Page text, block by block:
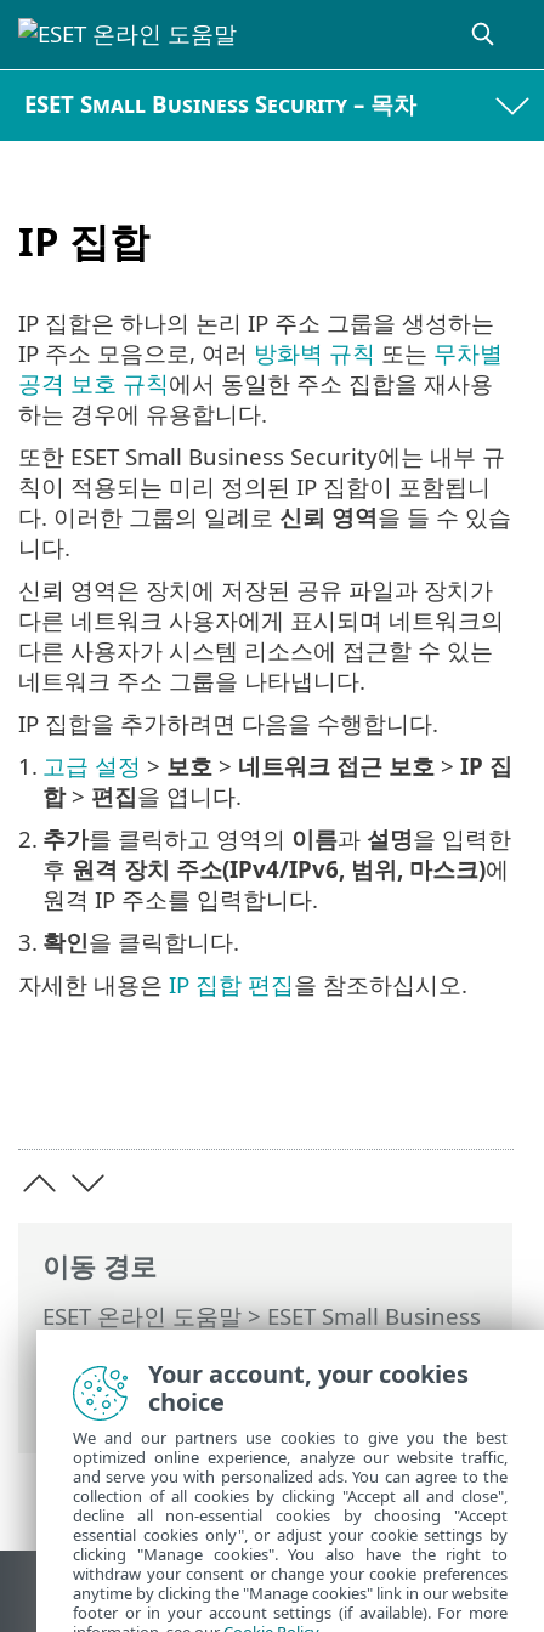
ESET Small Business Security – 목차
IP 집합
이동 경로
ESET 온라인 도움말>ESET Small Business
운용>고급 설정>보호>네트워크 접근 보
> IP 집합
IP 집합은 하나의 논리 IP 주소 그룹을 생성하는
IP 주소 모음으로, 여러 방화벽 규칙 또는 무차별
공격 보호 규칙에서 동일한 주소 집합을 재사용
하는 경우에 유용합니다.
또한 ESET Small Business Security에는 내부 규
칙이 적용되는 미리 정의된 IP 집합이 포함됩니
다. 이러한 그룹의 일례로 신뢰 영역을 들 수 있습
니다.
신뢰 영역은 장치에 저장된 공유 파일과 장치가
다른 네트워크 사용자에게 표시되며 네트워크의
다른 사용자가 시스템 리소스에 접근할 수 있는
네트워크 주소 그룹을 나타냅니다.
IP 집합을 추가하려면 다음을 수행합니다.
1. 고급 설정 > 보호 > 네트워크 접근 보호 > IP 집
합> 편집을 엽니다.
2. 추가를 클릭하고 영역의 이름과 설명을 입력한
후 원격 장치 주소(IPv4/IPv6, 범위, 마스크)에
원격 IP 주소를 입력합니다.
3. 확인을 클릭합니다.
자세한 내용은 IP 집합 편집을 참조하십시오.
데스크톱 사이트 보기
Your account, your cookies
choice
We and our partners use cookies to give you the best
optimized online experience, analyze our website traffic,
and serve you with personalized ads. You can agree to the
collection of all cookies by clicking "Accept all and close",
decline all non-essential cookies by choosing "Accept
essential cookies only", or adjust your cookie settings by
clicking "Manage cookies". You also have the right to
withdraw your consent or change your cookie preferences
anytime by clicking the "Manage cookies" link in our website
footer or in your account settings (if available). For more